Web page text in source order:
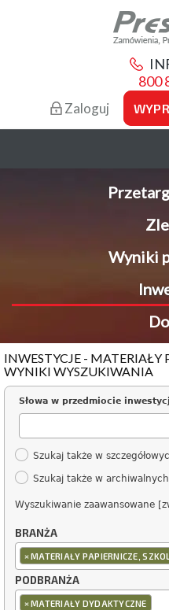
800
Zaloguj
Wyniki
INWESTYCJE - MATERIAŁY
WYNIKI WYSZUKIWANIA
Słowa w przedmiocie
Szukaj także w
Szukaj także w archiwalnych
Wyszukiwanie zaawansowane
BRANŻA
×MATERIAŁY PAPIERNICZE,
PODBRANŻA
×MATERIAŁY DYDAKTYCZNE